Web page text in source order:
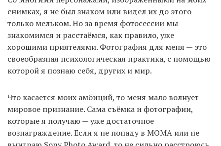
снимках, я не был знаком или видел их до этого
только мельком. Но за время фотосессии мы
знакомимся и расстаёмся, как правило, уже
хорошими приятелями. Фотография для меня — это
своеобразная психологическая практика, с помощью
которой я познаю себя, других и мир.
Что касается моих амбиций, то меня мало волнует
мировое признание. Сама съёмка и фотографии,
которые я получаю — уже достаточное
вознаграждение. Если я не попаду в МОМА или не